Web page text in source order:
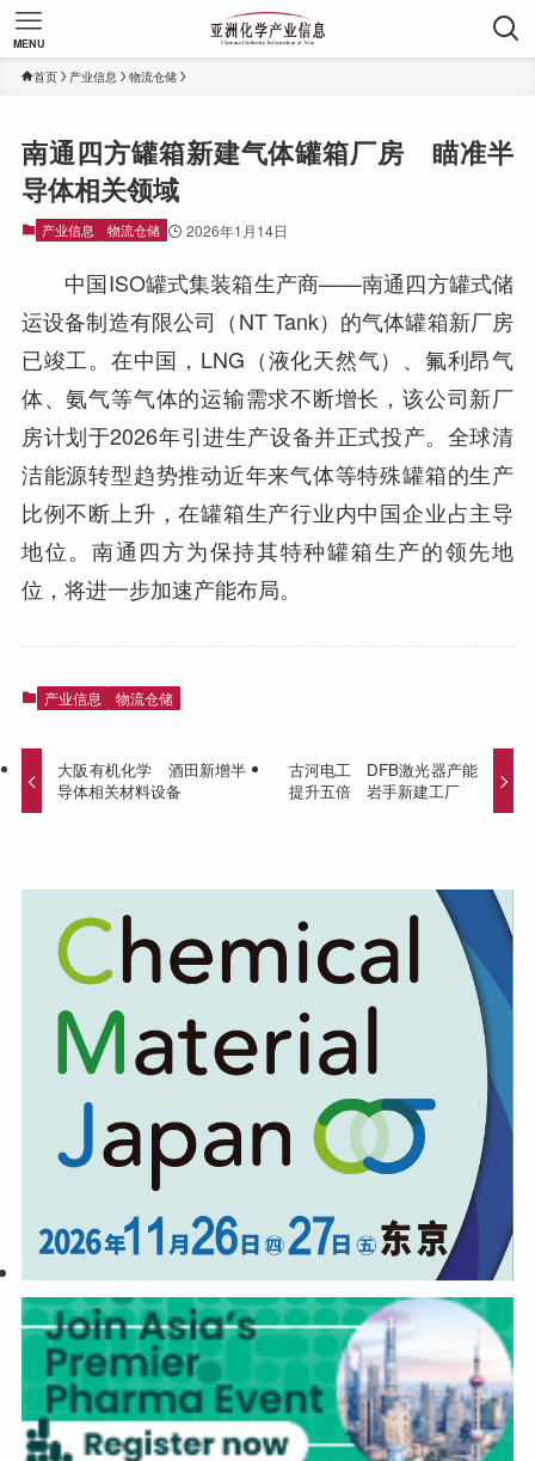
MENU
首页 产业信息 物流仓储
南通四方罐箱新建气体罐箱厂房 瞄准半
导体相关领域
产业信息 物流仓储 2026年1月14日
中国ISO罐式集装箱生产商——南通四方罐式储
运设备制造有限公司（NT Tank）的气体罐箱新厂房
已竣工。在中国，LNG（液化天然气）、氟利昂气
体、氨气等气体的运输需求不断增长，该公司新厂
房计划于2026年引进生产设备并正式投产。全球清
洁能源转型趋势推动近年来气体等特殊罐箱的生产
比例不断上升，在罐箱生产行业内中国企业占主导
地位。南通四方为保持其特种罐箱生产的领先地
位，将进一步加速产能布局。
产业信息 物流仓储
大阪有机化学 酒田新增半
导体相关材料设备
古河电工 DFB激光器产能
提升五倍 岩手新建工厂